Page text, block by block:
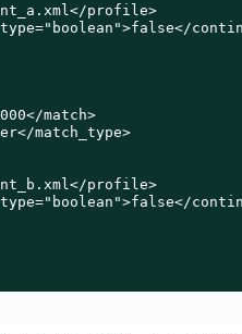
profile>
match>
match_type>
profile>